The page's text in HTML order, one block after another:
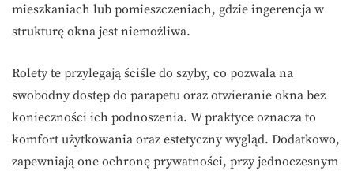
mieszkaniach lub pomieszczeniach, gdzie ingerencja w
strukturę okna jest niemożliwa.
Rolety te przylegają ściśle do szyby, co pozwala na
swobodny dostęp do parapetu oraz otwieranie okna bez
konieczności ich podnoszenia. W praktyce oznacza to
komfort użytkowania oraz estetyczny wygląd. Dodatkowo,
zapewniają one ochronę prywatności, przy jednoczesnym